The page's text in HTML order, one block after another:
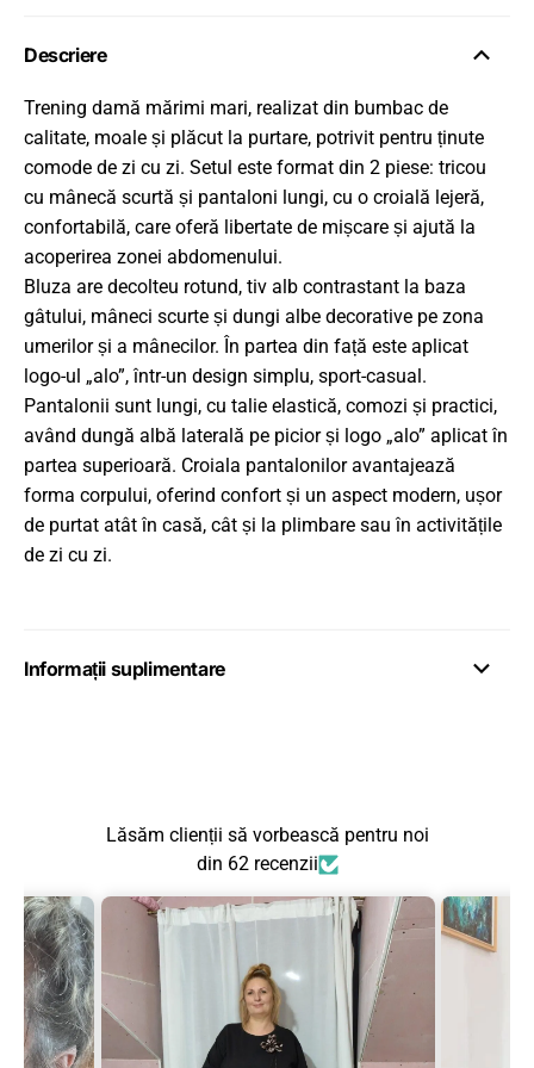
Descriere
Trening damă mărimi mari, realizat din bumbac de
calitate, moale și plăcut la purtare, potrivit pentru ținute
comode de zi cu zi. Setul este format din 2 piese: tricou
cu mânecă scurtă și pantaloni lungi, cu o croială lejeră,
confortabilă, care oferă libertate de mișcare și ajută la
acoperirea zonei abdomenului.
Bluza are decolteu rotund, tiv alb contrastant la baza
gâtului, mâneci scurte și dungi albe decorative pe zona
umerilor și a mânecilor. În partea din față este aplicat
logo-ul „alo”, într-un design simplu, sport-casual.
Pantalonii sunt lungi, cu talie elastică, comozi și practici,
având dungă albă laterală pe picior și logo „alo” aplicat în
partea superioară. Croiala pantalonilor avantajează
forma corpului, oferind confort și un aspect modern, ușor
de purtat atât în casă, cât și la plimbare sau în activitățile
de zi cu zi.
Informații suplimentare
Lăsăm clienții să vorbească pentru noi
din 62 recenzii